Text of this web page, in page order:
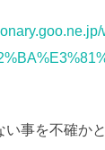
事を不確か